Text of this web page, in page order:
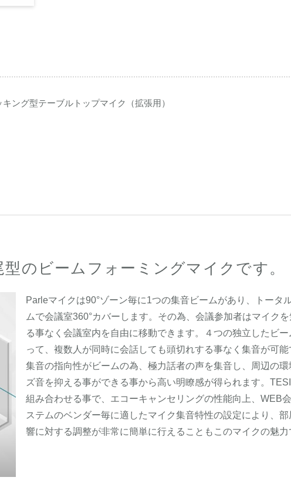
ング型テーブルトップマイク（拡張用）
のビームフォーミングマイクです。
Parleマイクは90°ゾーン毎に1つの集音ビームがあり、トータ
ムで会議室360°カバーします。その為、会議参加者はマイク
る事なく会議室内を自由に移動できます。４つの独立したビー
って、複数人が同時に会話しても頭切れする事なく集音が可能
集音の指向性がビームの為、極力話者の声を集音し、周辺の環
ズ音を抑える事ができる事から高い明瞭感が得られます。
組み合わせる事で、エコーキャンセリングの性能向上、WEB
ステムのベンダー毎に適したマイク集音特性の設定により、部
響に対する調整が非常に簡単に行えることもこのマイクの魅力